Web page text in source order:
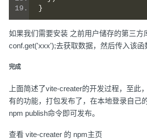
}
如果我们需要安装 之前用户储存的第三方
conf.get('xxx');去获取数据，然后传入该函
完成
上面简述了vite-creater的开发过程，至此
有的功能，打包发布了，在本地登录自己
npm publish命令即可发布。
查看 vite-creater 的 npm主页